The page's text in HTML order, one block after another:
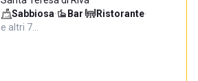
Sabbiosa· Bar· Ristorante·
e altri 7…